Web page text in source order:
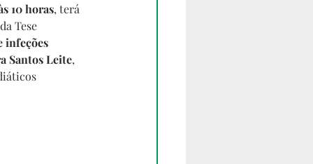
10 horas, terá
Tese
infeções
Santos Leite,